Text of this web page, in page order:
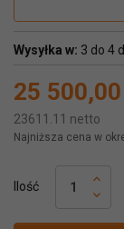
Wysyłka w: 3 do 4
25 500,00
23611.11 netto
Najniższa cena w
Ilość
keyboard_arrow_down
keyboard_arrow_up